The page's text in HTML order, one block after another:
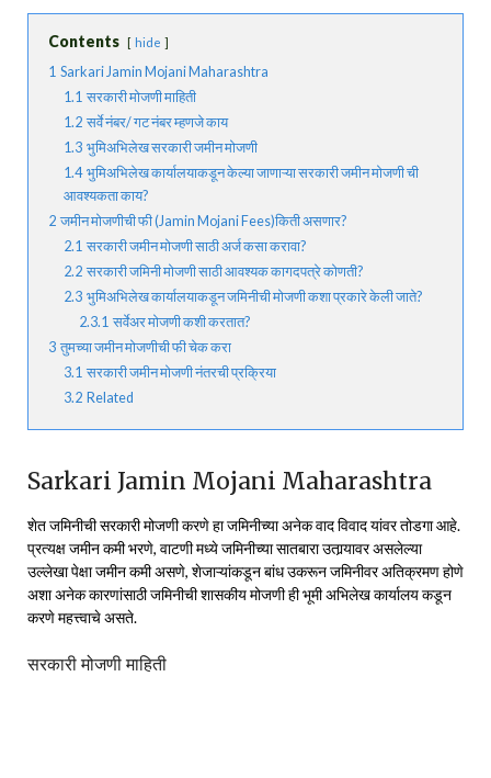
Contents hide
1 Sarkari Jamin Mojani Maharashtra
1.1 सरकारी मोजणी माहिती
1.2 सर्वे नंबर/ गट नंबर म्हणजे काय
1.3 भुमिअभिलेख सरकारी जमीन मोजणी
1.4 भुमिअभिलेख कार्यालयाकडून केल्या जाणाऱ्या सरकारी जमीन मोजणी ची
आवश्यकता काय?
2 जमीन मोजणीची फी (Jamin Mojani Fees)किती असणार?
2.1 सरकारी जमीन मोजणी साठी अर्ज कसा करावा?
2.2 सरकारी जमिनी मोजणी साठी आवश्यक कागदपत्रे कोणती?
2.3 भुमिअभिलेख कार्यालयाकडून जमिनीची मोजणी कशा प्रकारे केली जाते?
2.3.1 सर्वेअर मोजणी कशी करतात?
3 तुमच्या जमीन मोजणीची फी चेक करा
3.1 सरकारी जमीन मोजणी नंतरची प्रक्रिया
3.2 Related
Sarkari Jamin Mojani Maharashtra
शेत जमिनीची सरकारी मोजणी करणे हा जमिनीच्या अनेक वाद विवाद यांवर तोडगा आहे.
प्रत्यक्ष जमीन कमी भरणे, वाटणी मध्ये जमिनीच्या सातबारा उतार्‍यावर असलेल्या
उल्लेखा पेक्षा जमीन कमी असणे, शेजाऱ्यांकडून बांध उकरून जमिनीवर अतिक्रमण होणे
अशा अनेक कारणांसाठी जमिनीची शासकीय मोजणी ही भूमी अभिलेख कार्यालय कडून
करणे महत्त्वाचे असते.
सरकारी मोजणी माहिती